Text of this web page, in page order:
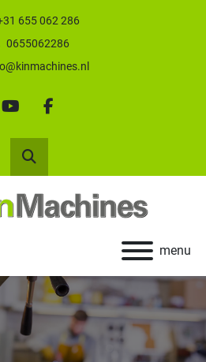
655 062 286
0655062286
youtubefacebook
Zoek
menu